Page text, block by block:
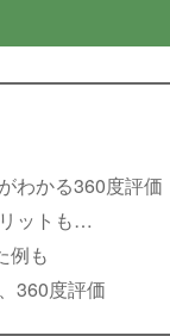
わかる360度評価
ットも…
例も
360度評価